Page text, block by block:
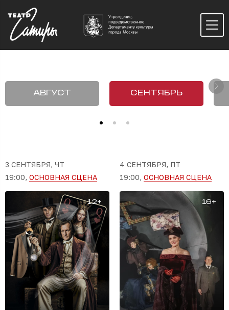
АВГУСТ СЕНТЯБРЬ
3 СЕНТЯБРЯ, ЧТ
19:00, ОСНОВНАЯ СЦЕНА
4 СЕНТЯБРЯ, ПТ
19:00, ОСНОВНАЯ СЦЕНА